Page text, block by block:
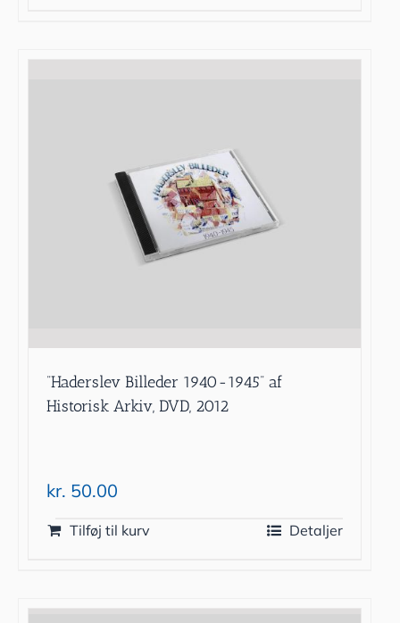
”Haderslev Billeder 1940-1945” af
Historisk Arkiv, DVD, 2012
kr. 50.00
Tilføj til kurv Detaljer